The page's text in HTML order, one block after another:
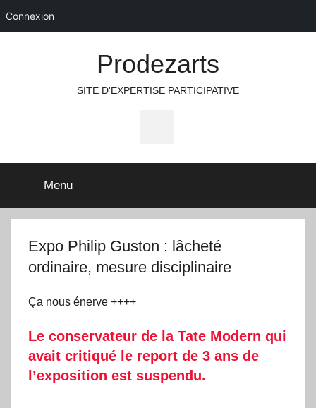
Connexion
Prodezarts
SITE D'EXPERTISE PARTICIPATIVE
Menu
Expo Philip Guston : lâcheté
ordinaire, mesure disciplinaire
Ça nous énerve ++++
Le conservateur de la Tate Modern qui
avait critiqué le report de 3 ans de
l’exposition est suspendu.